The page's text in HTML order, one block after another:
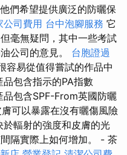
他們希望提供廣泛的防曬保
公司費用 台中泡腳服務 它
毫無疑問，其中一些考試
公司的意見。 台胞證過
容易從值得嘗試的作品中
包含指示的PA指數
品包含SPF-From英國防曬
可以暴露在沒有曬傷風險
輻射的強度和皮膚的光
隔實際上如何增加。 - 茶